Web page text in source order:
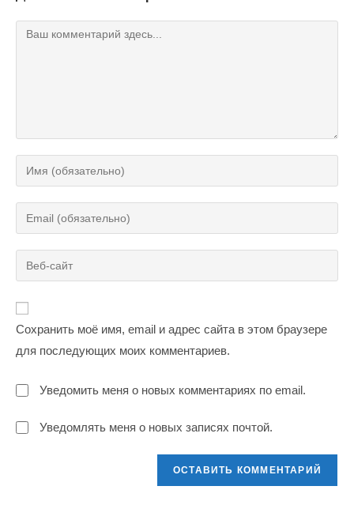
Комментарий
Введите
свое
имя
или
пользователя,
чтобы
прокомментировать
Введите
свой
email-
адрес,
Введите
URL
веб-
сайта
(необязательно)
Сохранить моё имя, email и адрес сайта в этом браузере
для последующих моих комментариев.
Уведомить меня о новых комментариях по email.
Уведомлять меня о новых записях почтой.